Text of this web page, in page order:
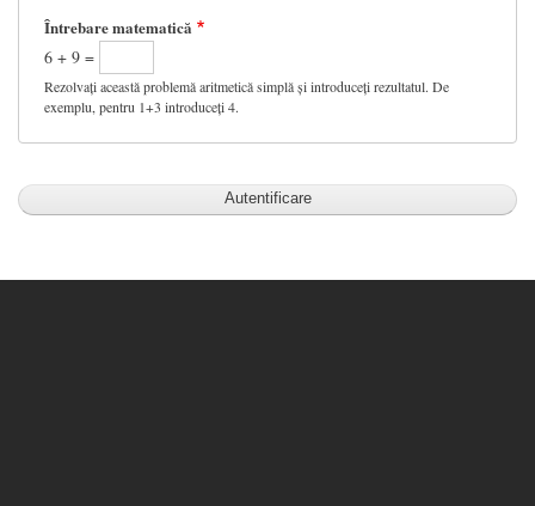
Întrebare matematică
6 + 9 =
Rezolvați această problemă aritmetică simplă și introduceți rezultatul. De
exemplu, pentru 1+3 introduceți 4.